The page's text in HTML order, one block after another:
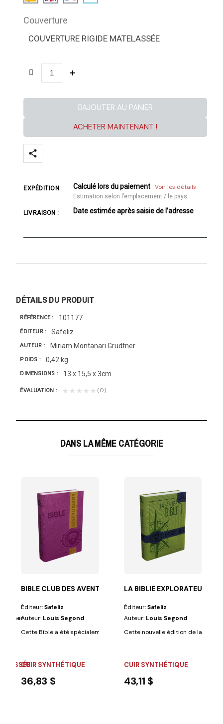
Couverture
COUVERTURE RIGIDE MATELASSÉE
AJOUTER AU PANIER
ACHETER MAINTENANT !
EXPÉDITION: Calculé lors du paiement Voir les détails
Estimation selon l’emplacement / le pays
LIVRAISON : Date estimée après saisie de l’adresse
DÉTAILS DU PRODUIT
RÉFÉRENCE 101177
ÉDITEUR Safeliz
AUTEUR Miriam Montanari Grüdtner
POIDS 0,42 kg
DIMENSIONS 13 x 15,5 x 3cm
ÉVALUATION ★★★★★ (0)
DANS LA MÊME CATÉGORIE
les adultes...
cadeau que des parents puissent faire à leurs...
BIBLE CLUB DES AVENTURIERS
Éditeur:Safeliz
Auteur: Louis Segond
Cette Bible a été spécialement conçue pour les Aventuriers et
CUIR SYNTHÉTIQUE
36,83 $
LA BIBLIE EXPLORATEURS-
Éditeur:Safeliz
Auteur: Louis Segond
Cette nouvelle édition de la Bible
CUIR SYNTHÉTIQUE
43,11 $